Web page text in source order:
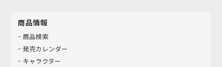
商品情報
商品検索
発売カレンダー
キャラクター